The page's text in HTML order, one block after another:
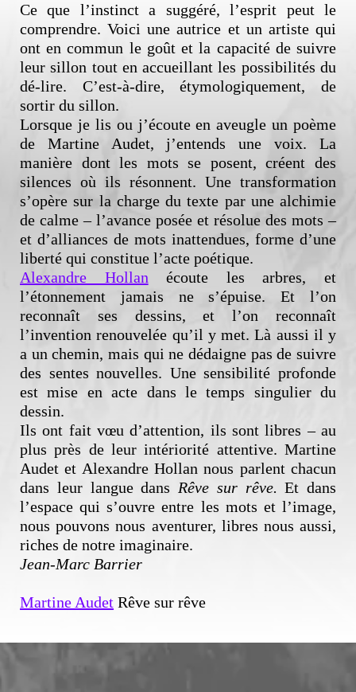
Ce que l’instinct a suggéré, l’esprit peut le
comprendre. Voici une autrice et un artiste qui
ont en commun le goût et la capacité de suivre
leur sillon tout en accueillant les possibilités du
dé-lire. C’est-à-dire, étymologiquement, de
sortir du sillon.
Lorsque je lis ou j’écoute en aveugle un poème
de Martine Audet, j’entends une voix. La
manière dont les mots se posent, créent des
silences où ils résonnent. Une transformation
s’opère sur la charge du texte par une alchimie
de calme – l’avance posée et résolue des mots –
et d’alliances de mots inattendues, forme d’une
liberté qui constitue l’acte poétique.
Alexandre Hollan écoute les arbres, et
l’étonnement jamais ne s’épuise. Et l’on
reconnaît ses dessins, et l’on reconnaît
l’invention renouvelée qu’il y met. Là aussi il y
a un chemin, mais qui ne dédaigne pas de suivre
des sentes nouvelles. Une sensibilité profonde
est mise en acte dans le temps singulier du
dessin.
Ils ont fait vœu d’attention, ils sont libres – au
plus près de leur intériorité attentive. Martine
Audet et Alexandre Hollan nous parlent chacun
dans leur langue dans Rêve sur rêve.Et dans
l’espace qui s’ouvre entre les mots et l’image,
nous pouvons nous aventurer, libres nous aussi,
riches de notre imaginaire.
Jean-Marc Barrier
Martine Audet Rêve sur rêve